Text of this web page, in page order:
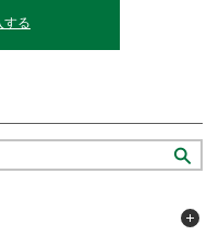
する